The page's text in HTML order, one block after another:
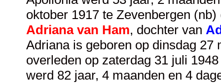
oktober 1917 te Zevenbergen
Adriana van Ham, dochter van
Adriana is geboren op dinsdag
overleden op zaterdag 31 juli
werd 82 jaar, 4 maanden en 4